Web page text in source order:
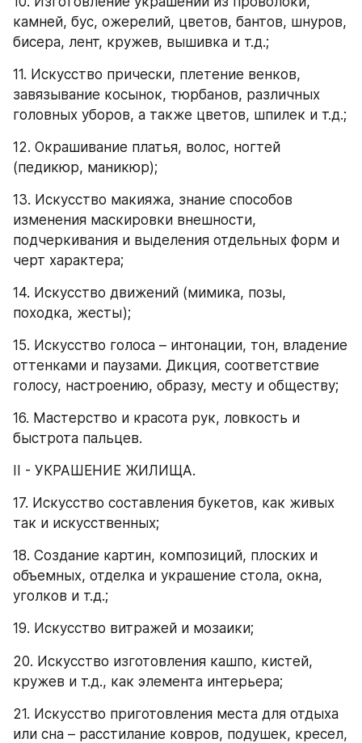
камней, бус, ожерелий, цветов, бантов, шнуров,
бисера, лент, кружев, вышивка и т.д.;
11. Искусство прически, плетение венков,
завязывание косынок, тюрбанов, различных
головных уборов, а также цветов, шпилек и т.д.;
12. Окрашивание платья, волос, ногтей
(педикюр, маникюр);
13. Искусство макияжа, знание способов
изменения маскировки внешности,
подчеркивания и выделения отдельных форм и
черт характера;
14. Искусство движений (мимика, позы,
походка, жесты);
15. Искусство голоса – интонации, тон, владение
оттенками и паузами. Дикция, соответствие
голосу, настроению, образу, месту и обществу;
16. Мастерство и красота рук, ловкость и
быстрота пальцев.
II - УКРАШЕНИЕ ЖИЛИЩА.
17. Искусство составления букетов, как живых
так и искусственных;
18. Создание картин, композиций, плоских и
объемных, отделка и украшение стола, окна,
уголков и т.д.;
19. Искусство витражей и мозаики;
20. Искусство изготовления кашпо, кистей,
кружев и т.д., как элемента интерьера;
21. Искусство приготовления места для отдыха
или сна – расстилание ковров, подушек, кресел,